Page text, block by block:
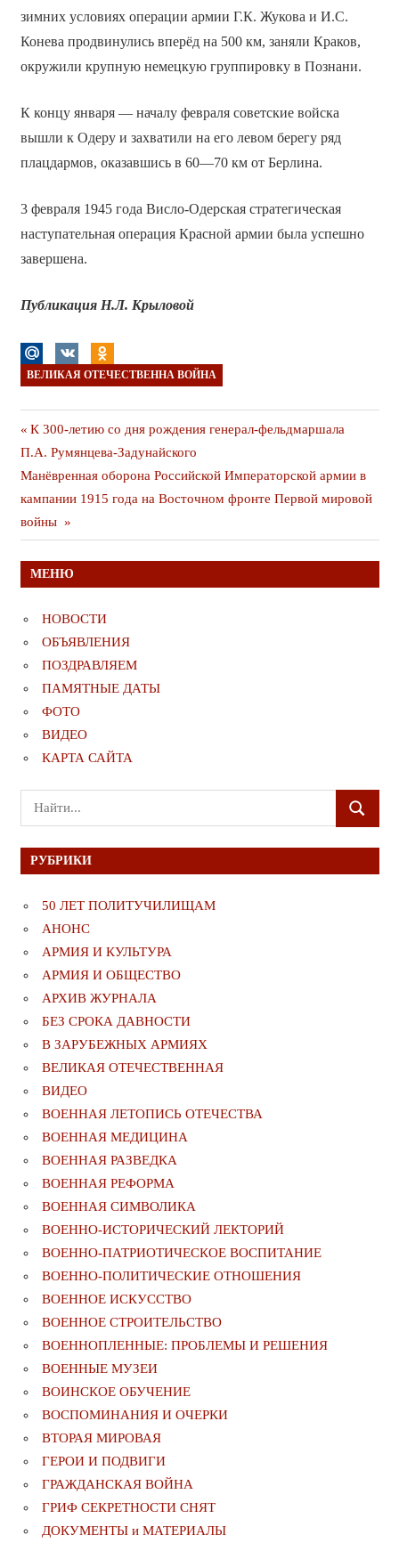
зимних условиях операции армии Г.К. Жукова и И.С.
Конева продвинулись вперёд на 500 км, заняли Краков,
окружили крупную немецкую группировку в Познани.
К концу января — началу февраля советские войска
вышли к Одеру и захватили на его левом берегу ряд
плацдармов, оказавшись в 60—70 км от Берлина.
3 февраля 1945 года Висло-Одерская стратегическая
наступательная операция Красной армии была успешно
завершена.
Публикация Н.Л. Крыловой
ВЕЛИКАЯ ОТЕЧЕСТВЕННА ВОЙНА
Навигация
по
записям
Предыдущая
публикация
К 300-летию со дня рождения генерал-фельдмаршала
П.А. Румянцева-Задунайского
Следующая
публикация
Манёвренная оборона Российской Императорской армии в
кампании 1915 года на Восточном фронте Первой мировой
войны
МЕНЮ
НОВОСТИ
ОБЪЯВЛЕНИЯ
ПОЗДРАВЛЯЕМ
ПАМЯТНЫЕ ДАТЫ
ФОТО
ВИДЕО
КАРТА САЙТА
Поиск
для:
ПОИСК
РУБРИКИ
50 ЛЕТ ПОЛИТУЧИЛИЩАМ
АНОНС
АРМИЯ И КУЛЬТУРА
АРМИЯ И ОБЩЕСТВО
АРХИВ ЖУРНАЛА
БЕЗ СРОКА ДАВНОСТИ
В ЗАРУБЕЖНЫХ АРМИЯХ
ВЕЛИКАЯ ОТЕЧЕСТВЕННАЯ
ВИДЕО
ВОЕННАЯ ЛЕТОПИСЬ ОТЕЧЕСТВА
ВОЕННАЯ МЕДИЦИНА
ВОЕННАЯ РАЗВЕДКА
ВОЕННАЯ РЕФОРМА
ВОЕННАЯ СИМВОЛИКА
ВОЕННО-ИСТОРИЧЕСКИЙ ЛЕКТОРИЙ
ВОЕННО-ПАТРИОТИЧЕСКОЕ ВОСПИТАНИЕ
ВОЕННО-ПОЛИТИЧЕСКИE ОТНОШЕНИЯ
ВОЕННОЕ ИСКУССТВО
ВОЕННОЕ СТРОИТЕЛЬСТВО
ВОЕННОПЛЕННЫЕ: ПРОБЛЕМЫ И РЕШЕНИЯ
ВОЕННЫЕ МУЗЕИ
ВОИНСКОЕ ОБУЧЕНИЕ
ВОСПОМИНАНИЯ И ОЧЕРКИ
ВТОРАЯ МИРОВАЯ
ГЕРОИ И ПОДВИГИ
ГРАЖДАНСКАЯ ВОЙНА
ГРИФ СЕКРЕТНОСТИ СНЯТ
ДОКУМЕНТЫ и МАТЕРИАЛЫ